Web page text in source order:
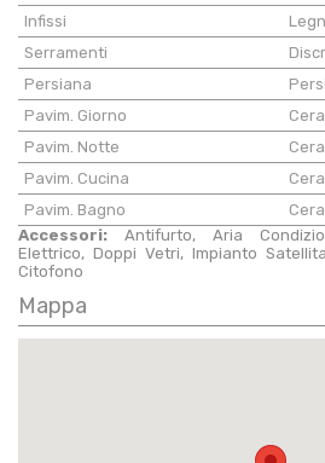
Infissi
Serramenti
Persiana
Pavim. Giorno
Pavim. Notte
Pavim. Cucina
Pavim. Bagno
Accessori: Antifurto, Aria
Elettrico, Doppi Vetri, Impianto
Citofono
Mappa